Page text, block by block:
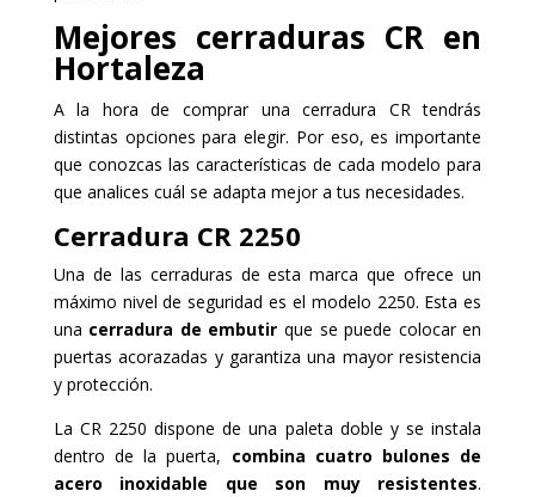
Mejores cerraduras CR en
Hortaleza
A la hora de comprar una cerradura CR tendrás
distintas opciones para elegir. Por eso, es importante
que conozcas las características de cada modelo para
que analices cuál se adapta mejor a tus necesidades.
Cerradura CR 2250
Una de las cerraduras de esta marca que ofrece un
máximo nivel de seguridad es el modelo 2250. Esta es
una cerradura de embutir que se puede colocar en
puertas acorazadas y garantiza una mayor resistencia
y protección.
La CR 2250 dispone de una paleta doble y se instala
dentro de la puerta, combina cuatro bulones de
acero inoxidable que son muy resistentes.